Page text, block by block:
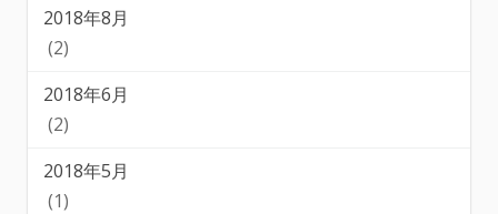
2018年8月
(2)
2018年6月
(2)
2018年5月
(1)